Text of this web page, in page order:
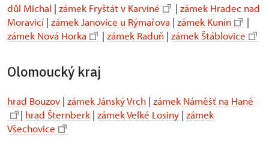
důl Michal | zámek Fryštát v Karviné | zámek Hradec nad
Moravicí | zámek Janovice u Rýmařova | zámek Kunín
|
zámek Nová Horka
| zámek Raduň | zámek Štáblovice
Olomoucký kraj
hrad Bouzov | zámek Jánský Vrch | zámek Náměšť na Hané
| hrad Šternberk | zámek Velké Losiny | zámek
Všechovice